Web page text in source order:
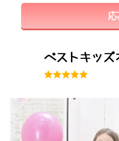
ベストキッズ